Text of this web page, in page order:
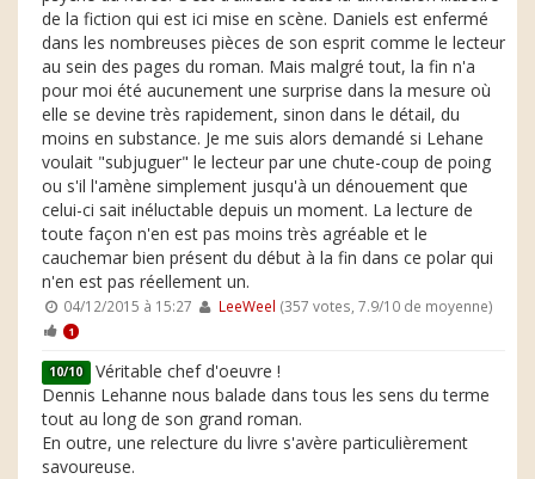
de la fiction qui est ici mise en scène. Daniels est enfermé
dans les nombreuses pièces de son esprit comme le lecteur
au sein des pages du roman. Mais malgré tout, la fin n'a
pour moi été aucunement une surprise dans la mesure où
elle se devine très rapidement, sinon dans le détail, du
moins en substance. Je me suis alors demandé si Lehane
voulait "subjuguer" le lecteur par une chute-coup de poing
ou s'il l'amène simplement jusqu'à un dénouement que
celui-ci sait inéluctable depuis un moment. La lecture de
toute façon n'en est pas moins très agréable et le
cauchemar bien présent du début à la fin dans ce polar qui
n'en est pas réellement un.
04/12/2015 à 15:27 LeeWeel (357 votes, 7.9/10 de moyenne)
1
10/10 Véritable chef d'oeuvre !
Dennis Lehanne nous balade dans tous les sens du terme
tout au long de son grand roman.
En outre, une relecture du livre s'avère particulièrement
savoureuse.